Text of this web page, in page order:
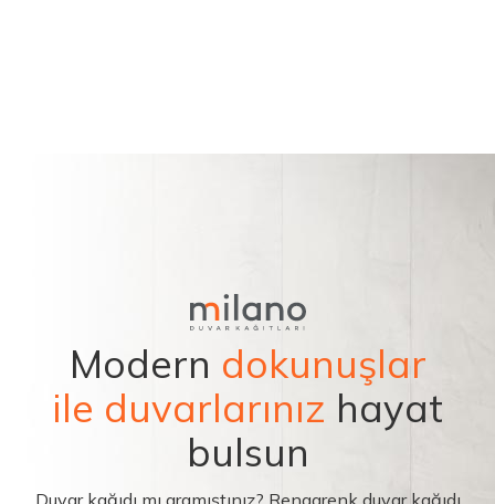
Modern dokunuşlar
ile duvarlarınız hayat
bulsun